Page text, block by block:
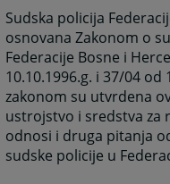
Sudska policija
osnovana Zakonom o
Federacije Bosne i
10.10.1996.g. i 37/04 od
zakonom su utvrdena
ustrojstvo i sredstva za
odnosi i druga pitanja
sudske policije u